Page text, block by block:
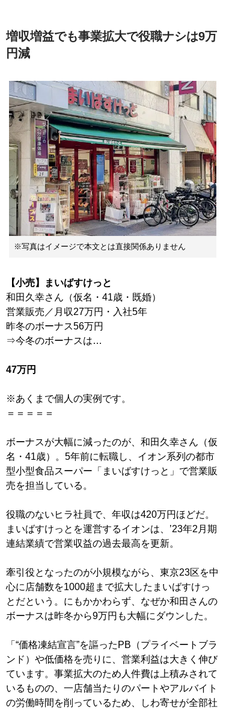
増収増益でも事業拡大で役職ナシは9万
円減
※写真はイメージで本文とは直接関係ありません
【小売】まいばすけっと
和田久幸さん（仮名・41歳・既婚）
営業販売／月収27万円・入社5年
昨冬のボーナス56万円
⇒今冬のボーナスは…
47万円
※あくまで個人の実例です。
＝＝＝＝＝
ボーナスが大幅に減ったのが、和田久幸さん（仮
名・41歳）。5年前に転職し、イオン系列の都市
型小型食品スーパー「まいばすけっと」で営業販
売を担当している。
役職のないヒラ社員で、年収は420万円ほどだ。
まいばすけっとを運営するイオンは、’23年2月期
連結業績で営業収益の過去最高を更新。
牽引役となったのが小規模ながら、東京23区を中
心に店舗数を1000超まで拡大したまいばすけっ
とだという。にもかかわらず、なぜか和田さんの
ボーナスは昨冬から9万円も大幅にダウンした。
「“価格凍結宣言”を謳ったPB（プライベートブラ
ンド）や低価格を売りに、営業利益は大きく伸び
ています。事業拡大のため人件費は上積みされて
いるものの、一店舗当たりのパートやアルバイト
の労働時間を削っているため、しわ寄せが全部社